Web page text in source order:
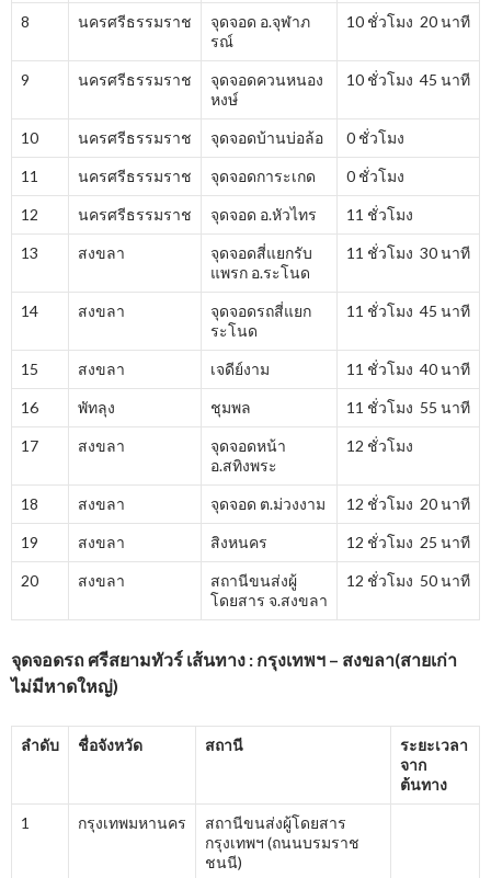
8 นครศรีธรรมราช
จุดจอด อ.จุฬาภ
รณ์
10 ชั่วโมง 20 นาที
9 นครศรีธรรมราช
จุดจอดควนหนอง
หงษ์
10 ชั่วโมง 45 นาที
10 นครศรีธรรมราช จุดจอดบ้านบ่อล้อ 0 ชั่วโมง
11 นครศรีธรรมราช จุดจอดการะเกด 0 ชั่วโมง
12 นครศรีธรรมราช จุดจอด อ.หัวไทร 11 ชั่วโมง
13 สงขลา
จุดจอดสี่แยกรับ
แพรก อ.ระโนด
11 ชั่วโมง 30 นาที
14 สงขลา
จุดจอดรถสี่แยก
ระโนด
11 ชั่วโมง 45 นาที
15 สงขลา เจดีย์งาม 11 ชั่วโมง 40 นาที
16 พัทลุง ชุมพล 11 ชั่วโมง 55 นาที
17 สงขลา
จุดจอดหน้า
อ.สทิงพระ
12 ชั่วโมง
18 สงขลา จุดจอด ต.ม่วงงาม 12 ชั่วโมง 20 นาที
19 สงขลา สิงหนคร 12 ชั่วโมง 25 นาที
20 สงขลา
สถานีขนส่งผู้
โดยสาร จ.สงขลา
12 ชั่วโมง 50 นาที
จุดจอดรถ ศรีสยามทัวร์ เส้นทาง : กรุงเทพฯ – สงขลา(สายเก่า
ไม่มีหาดใหญ่)
ลำดับ ชื่อจังหวัด สถานี
ระยะเวลา
จาก
ต้นทาง
1 กรุงเทพมหานคร
สถานีขนส่งผู้โดยสาร
กรุงเทพฯ (ถนนบรมราช
ชนนี)